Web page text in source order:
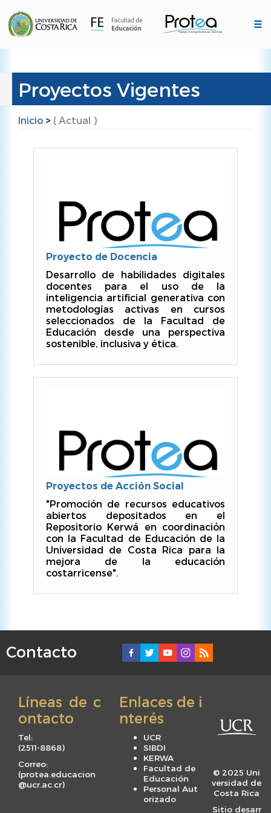
contenido
principal
☰
Proyectos Vigentes
de
Inicio > ( Actual )
Proyecto de Docencia
Desarrollo de habilidades digitales
docentes para el uso de la
inteligencia artificial generativa con
metodologías activas en cursos
seleccionados de la Facultad de
Educación desde una perspectiva
sostenible, inclusiva y ética.
Proyectos de Acción Social
"Promoción de recursos educativos
abiertos depositados en el
Repositorio Kerwá en coordinación
con la Facultad de Educación de la
Universidad de Costa Rica para la
mejora de la educación
costarricense".
FContacto
Líneas de c
ontacto
Tel:
(2511-8868)
Correo:
(protea.educacion
@ucr.ac.cr)
Enlaces de i
nterés
UCR
SIBDI
KERWA
Facultad de
Educación
Personal Aut
orizado
© 2025 Uni
versidad de
Costa Rica
Sitio desarr